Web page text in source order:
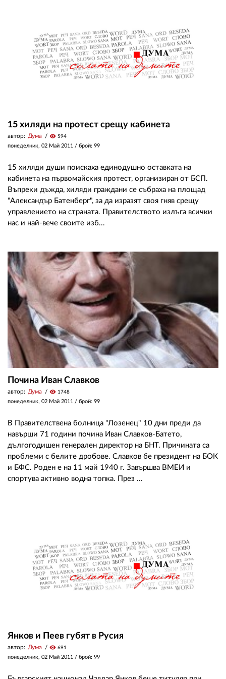
15 хиляди на протест срещу кабинета
автор: Дума visibility 594
понеделник, 02 Май 2011 / брой: 99
15 хиляди души поискаха единодушно оставката на
кабинета на първомайския протест, организиран от БСП.
Въпреки дъжда, хиляди граждани се събраха на площад
"Александър Батенберг", за да изразят своя гняв срещу
управлението на страната. Правителството излъга всички
нас и най-вече своите изб...
Почина Иван Славков
автор: Дума visibility 1748
понеделник, 02 Май 2011 / брой: 99
В Правителствена болница "Лозенец" 10 дни преди да
навърши 71 години почина Иван Славков-Батето,
дългогодишен генерален директор на БНТ. Причината са
проблеми с белите дробове. Славков бе президент на БОК
и БФС. Роден е на 11 май 1940 г. Завършва ВМЕИ и
спортува активно водна топка. През ...
Янков и Пеев губят в Русия
автор: Дума visibility 691
понеделник, 02 Май 2011 / брой: 99